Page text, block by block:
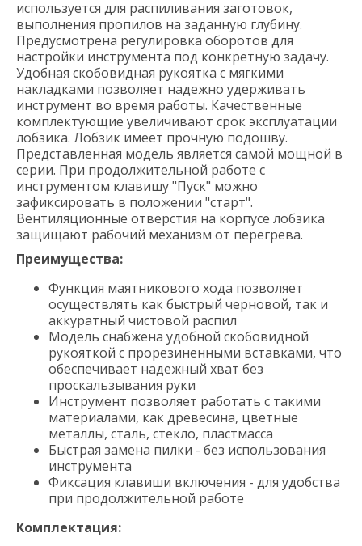
используется для распиливания заготовок,
выполнения пропилов на заданную глубину.
Предусмотрена регулировка оборотов для
настройки инструмента под конкретную задачу.
Удобная скобовидная рукоятка с мягкими
накладками позволяет надежно удерживать
инструмент во время работы. Качественные
комплектующие увеличивают срок эксплуатации
лобзика. Лобзик имеет прочную подошву.
Представленная модель является самой мощной в
серии. При продолжительной работе с
инструментом клавишу "Пуск" можно
зафиксировать в положении "старт".
Вентиляционные отверстия на корпусе лобзика
защищают рабочий механизм от перегрева.
Преимущества:
Функция маятникового хода позволяет
осуществлять как быстрый черновой, так и
аккуратный чистовой распил
Модель снабжена удобной скобовидной
рукояткой с прорезиненными вставками, что
обеспечивает надежный хват без
проскальзывания руки
Инструмент позволяет работать с такими
материалами, как древесина, цветные
металлы, сталь, стекло, пластмасса
Быстрая замена пилки - без использования
инструмента
Фиксация клавиши включения - для удобства
при продолжительной работе
Комплектация: